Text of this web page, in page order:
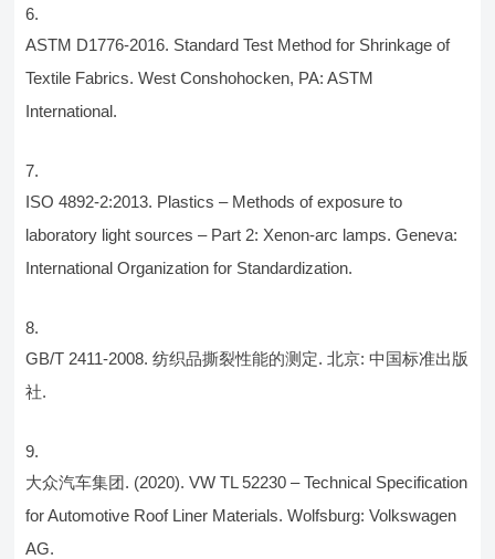
ASTM D1776-2016. Standard Test Method for Shrinkage of
Textile Fabrics. West Conshohocken, PA: ASTM
International.
ISO 4892-2:2013. Plastics – Methods of exposure to
laboratory light sources – Part 2: Xenon-arc lamps. Geneva:
International Organization for Standardization.
GB/T 2411-2008. 纺织品撕裂性能的测定. 北京: 中国标准出版
社.
大众汽车集团. (2020). VW TL 52230 – Technical Specification
for Automotive Roof Liner Materials. Wolfsburg: Volkswagen
AG.